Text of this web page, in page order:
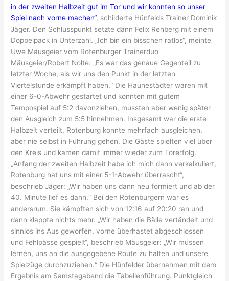
in der zweiten Halbzeit gut im Tor und wir konnten so unser
Spiel nach vorne machen“, schilderte Hünfelds Trainer Dominik
Jäger. Den Schlusspunkt setzte dann Felix Rehberg mit einem
Doppelpack in Unterzahl. „Ich bin ein bisschen ratlos“, meinte
Uwe Mäusgeier vom Rotenburger Trainerduo
Mäusgeier/Robert Nolte: „Es war das genaue Gegenteil zu
letzter Woche, als wir uns den Punkt in der letzten
Viertelstunde erkämpft haben.“ Die Haunestädter waren mit
einer 6-0-Abwehr gestartet und konnten mit gutem
Tempospiel auf 5:2 davonziehen, mussten aber wenig später
den Ausgleich zum 5:5 hinnehmen. Insgesamt war die erste
Halbzeit verteilt, Rotenburg konnte mehrfach ausgleichen,
aber nie selbst in Führung gehen. Die Gäste spielten viel über
den Kreis und kamen damit immer wieder zum Torerfolg.
„Anfang der zweiten Halbzeit habe ich mich dann verkalkuliert,
Rotenburg hat uns mit einer 5-1-Abwehr überrascht“,
beschrieb Jäger: „Wir haben uns dann neu formiert und ab der
40. Minute lief es dann.“ Bei den Rotenburgern war es
andersrum. Sie kämpften sich von 12:16 auf 20:20 ran und
dann klappte nichts mehr. „Wir haben die Bälle vertändelt und
sinnlos ins Aus geworfen, vorne überhastet abgeschlossen
und Fehlpässe gespielt“, beschrieb Mäusgeier: „Wir müssen
lernen, uns an die ausgegebene Route zu halten und unsere
Spielzüge durchzuziehen.“ Die Hünfelder übernahmen mit dem
Ergebnis am Samstagabend die Tabellenführung. Punktgleich